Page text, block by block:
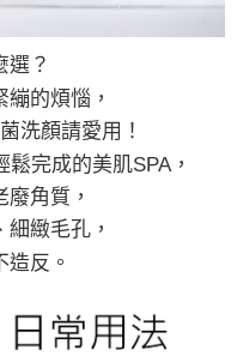
選？
的煩惱，
洗顏請愛用！
完成的美肌SPA，
角質，
細緻毛孔，
反。